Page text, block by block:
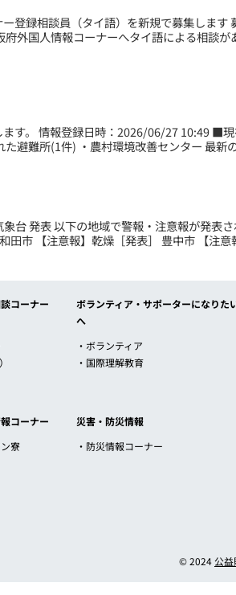
ー登録相談員（タイ語）を新規で募集しま
外国人情報コーナーへタイ語による相談
す。 情報登録日時：2026/06/27 10:49 ■
避難所(1件) ・農村環境改善センター 最新
台 発表 以下の地域で警報・注意報が発表
田市 【注意報】乾燥［発表］ 豊中市 【注
コーナー
コーナー
寮
ボランティア・サポーターになりた
へ
・ボランティア
・国際理解教育
災害・防災情報
・防災情報コーナー
© 2024公